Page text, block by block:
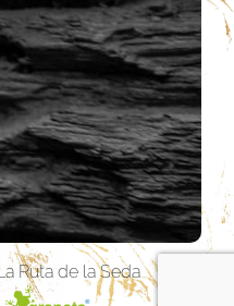
Ruta de la Seda